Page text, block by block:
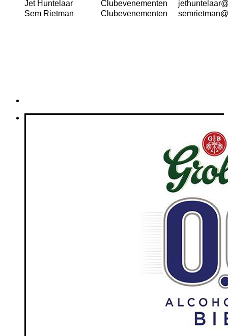
Jet Huntelaar
Clubevenementen
Sem Rietman
Clubevenementen